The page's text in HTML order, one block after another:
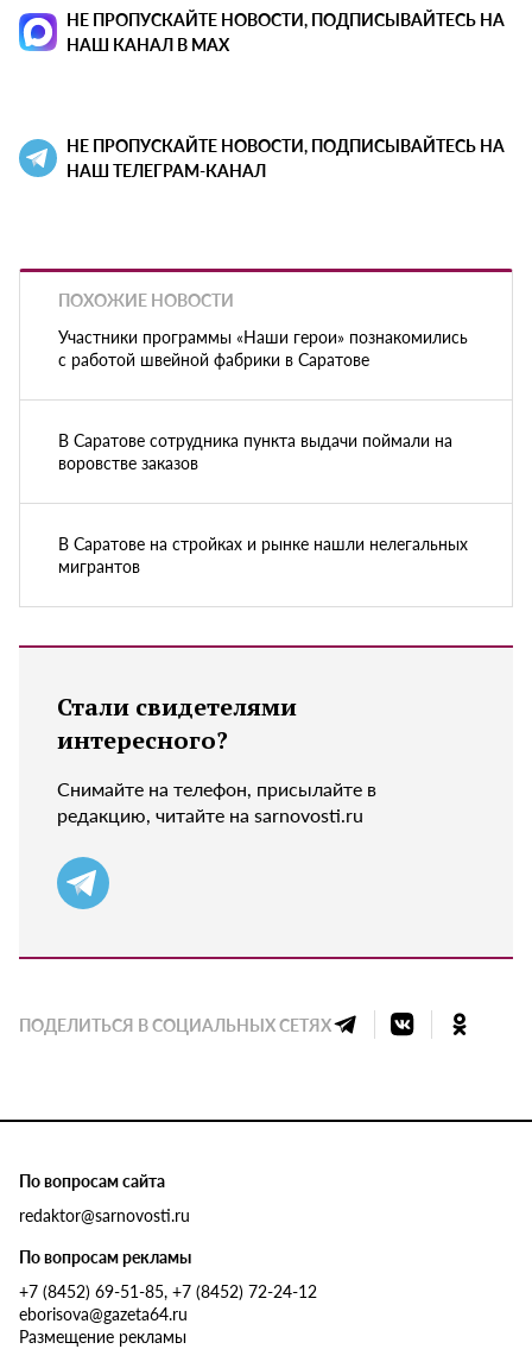
НЕ ПРОПУСКАЙТЕ НОВОСТИ, ПОДПИСЫВАЙТЕСЬ НА
НАШ КАНАЛ В MAX
НЕ ПРОПУСКАЙТЕ НОВОСТИ, ПОДПИСЫВАЙТЕСЬ НА
НАШ ТЕЛЕГРАМ-КАНАЛ
ПОХОЖИЕ НОВОСТИ
Участники программы «Наши герои» познакомились
с работой швейной фабрики в Саратове
В Саратове сотрудника пункта выдачи поймали на
воровстве заказов
В Саратове на стройках и рынке нашли нелегальных
мигрантов
Стали свидетелями
интересного?
Снимайте на телефон, присылайте в
редакцию, читайте на sarnovosti.ru
ПОДЕЛИТЬСЯ В СОЦИАЛЬНЫХ СЕТЯХ
По вопросам сайта
redaktor@sarnovosti.ru
По вопросам рекламы
+7 (8452) 69-51-85, +7 (8452) 72-24-12
eborisova@gazeta64.ru
Размещение рекламы